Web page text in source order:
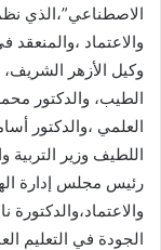
الاصطناعي”،الذي
والاعتماد
وكيل الأزهر الشريف،
الطيب، والدكتور
العلمي ،والدكتور
اللطيف وزير التربية
رئيس مجلس إدارة
الجودة في التعليم